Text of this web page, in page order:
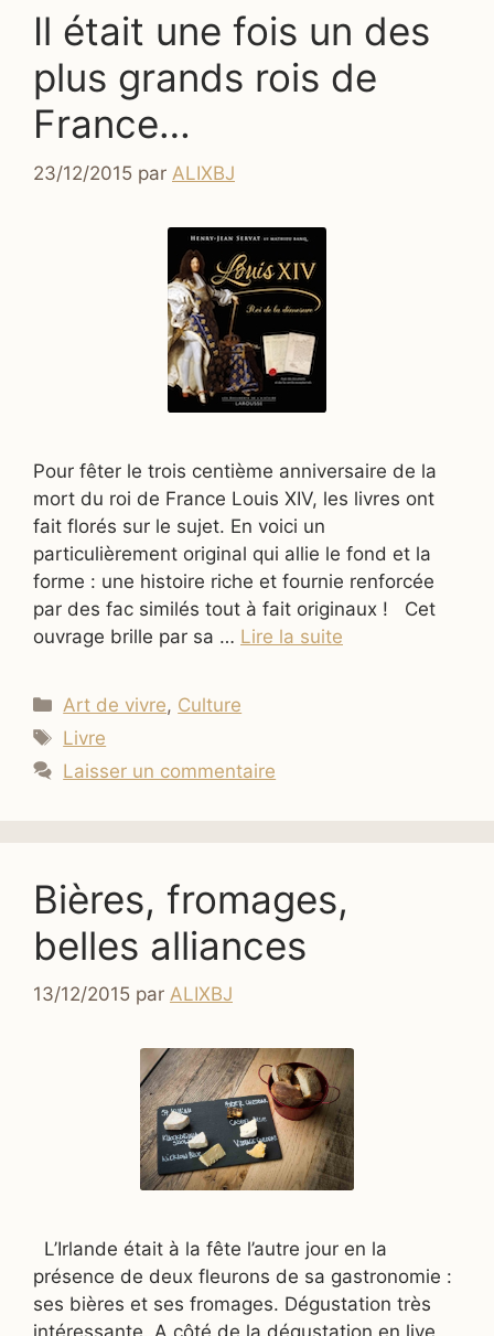
Il était une fois un des
plus grands rois de
France…
23/12/2015 par ALIXBJ
Pour fêter le trois centième anniversaire de la
mort du roi de France Louis XIV, les livres ont
fait florés sur le sujet. En voici un
particulièrement original qui allie le fond et la
forme : une histoire riche et fournie renforcée
par des fac similés tout à fait originaux ! Cet
ouvrage brille par sa … Lire la suite
Catégories
Art de vivre, Culture
Étiquettes
Livre
Laisser un commentaire
Bières, fromages,
belles alliances
13/12/2015 par ALIXBJ
L’Irlande était à la fête l’autre jour en la
présence de deux fleurons de sa gastronomie :
ses bières et ses fromages. Dégustation très